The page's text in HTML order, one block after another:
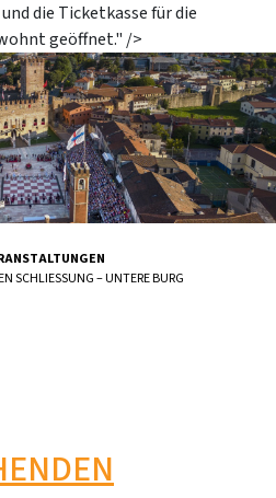
die Ticketkasse für die
geöffnet." />
SCHLIESSUNG – UNTERE BURG